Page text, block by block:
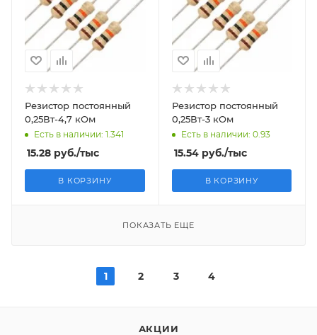
Резистор постоянный
0,25Вт-4,7 кОм
Есть в наличии: 1.341
15.28 руб./тыс
В КОРЗИНУ
Резистор постоянный
0,25Вт-3 кОм
Есть в наличии: 0.93
15.54руб./тыс
В КОРЗИНУ
ПОКАЗАТЬ ЕЩЕ
1 2 3 4
АКЦИИ